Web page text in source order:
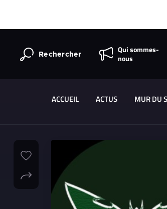
Rechercher
Qui sommes-
nous
ACCUEIL ACTUS MUR DU